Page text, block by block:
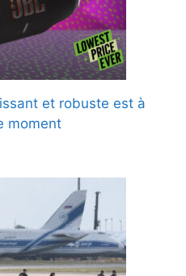
et robuste est à
moment